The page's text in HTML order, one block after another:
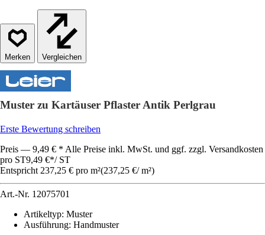
Vergleichen
Muster zu Kartäuser Pflaster Antik Perlgrau
Erste Bewertung schreiben
Preis — 9,49 € * Alle Preise inkl. MwSt. und ggf. zzgl. Versandkosten
pro ST9,49 €*/ ST
Entspricht 237,25 € pro m²(237,25 €/ m²)
Art.-Nr. 12075701
Artikeltyp: Muster
Ausführung: Handmuster